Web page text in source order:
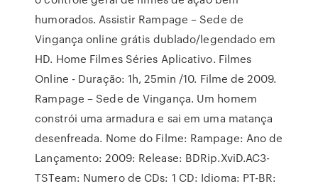
humorados. Assistir Rampage – Sede de
Vingança online grátis dublado/legendado em
HD. Home Filmes Séries Aplicativo. Filmes
Online - Duração: 1h, 25min /10. Filme de 2009.
Rampage – Sede de Vingança. Um homem
constrói uma armadura e sai em uma matança
desenfreada. Nome do Filme: Rampage: Ano de
Lançamento: 2009: Release: BDRip.XviD.AC3-
TSTeam: Numero de CDs: 1 CD: Idioma: PT-BR: